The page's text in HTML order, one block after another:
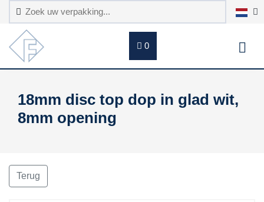
0
18mm disc top dop in glad wit,
8mm opening
Terug